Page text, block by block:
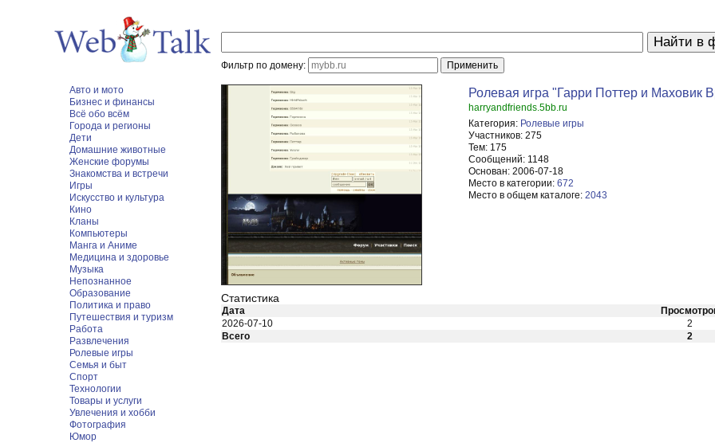
Фильтр по домену:
Авто и мото
Бизнес и финансы
Всё обо всём
Города и регионы
Дети
Домашние животные
Женские форумы
Знакомства и встречи
Игры
Искусство и культура
Кино
Кланы
Компьютеры
Манга и Аниме
Медицина и здоровье
Музыка
Непознанное
Образование
Политика и право
Путешествия и туризм
Работа
Развлечения
Ролевые игры
Семья и быт
Спорт
Технологии
Товары и услуги
Увлечения и хобби
Фотография
Юмор
Ролевая игра "Гарри Поттер и Маховик
harryandfriends.5bb.ru
Категория: Ролевые игры
Участников: 275
Тем: 175
Сообщений: 1148
Основан: 2006-07-18
Место в категории: 672
Место в общем каталоге: 2043
Статистика
Дата
2026-07-10
2
Всего
2